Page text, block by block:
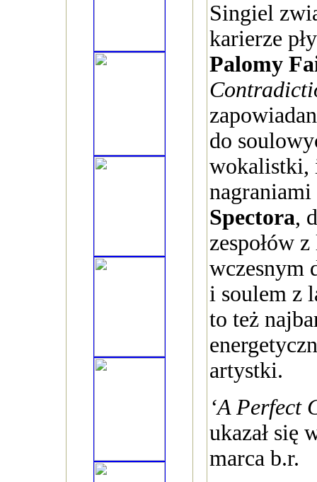
Singiel
karierze
Palomy
do
wokalistki,
nagraniami
Spectora,
zespołów
wczesnym
i soulem z
to też
artystki.
‘A Perfect
ukazał się
marca b.r.